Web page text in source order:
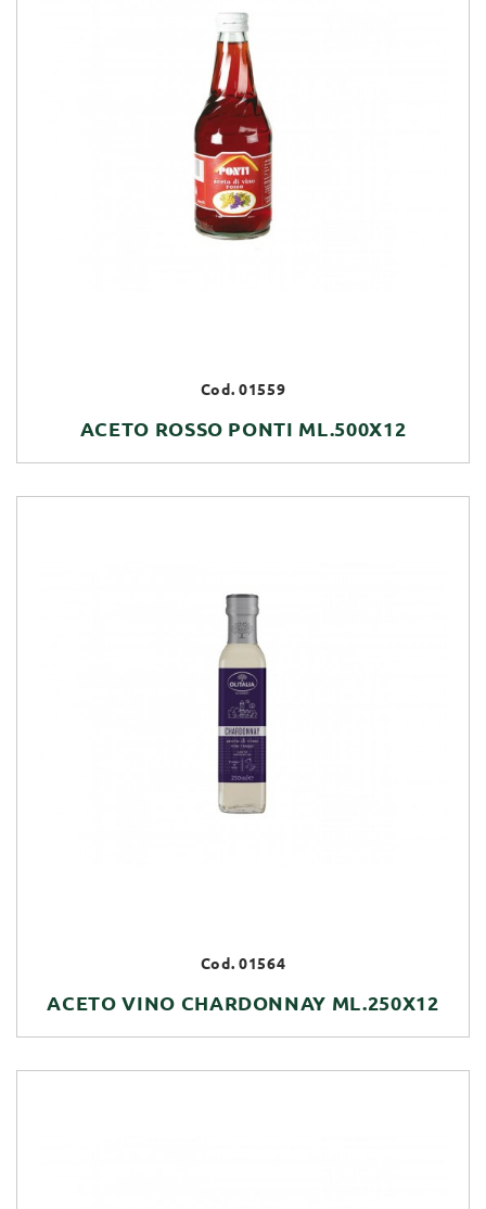
Cod. 01559
ACETO ROSSO PONTI ML.500X12
Cod. 01564
ACETO VINO CHARDONNAY ML.250X12